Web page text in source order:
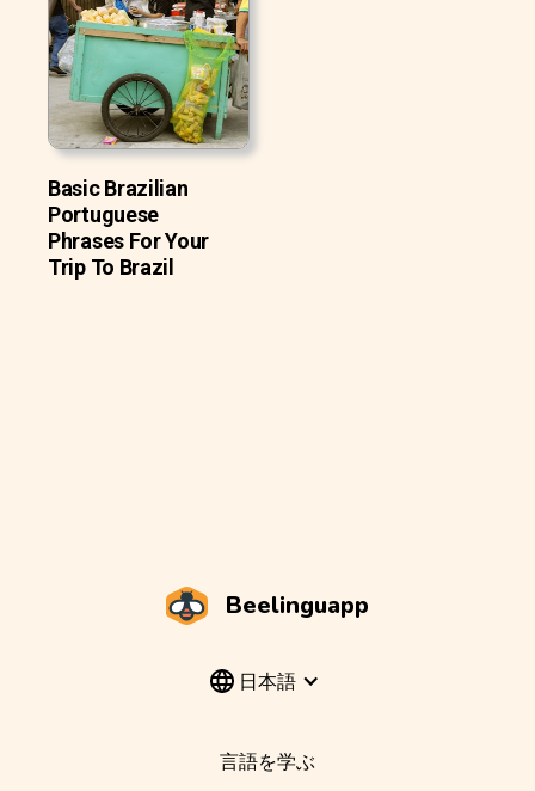
Basic Brazilian
Portuguese
Phrases For Your
Trip To Brazil
Beelinguapp
日本語
言語を学ぶ